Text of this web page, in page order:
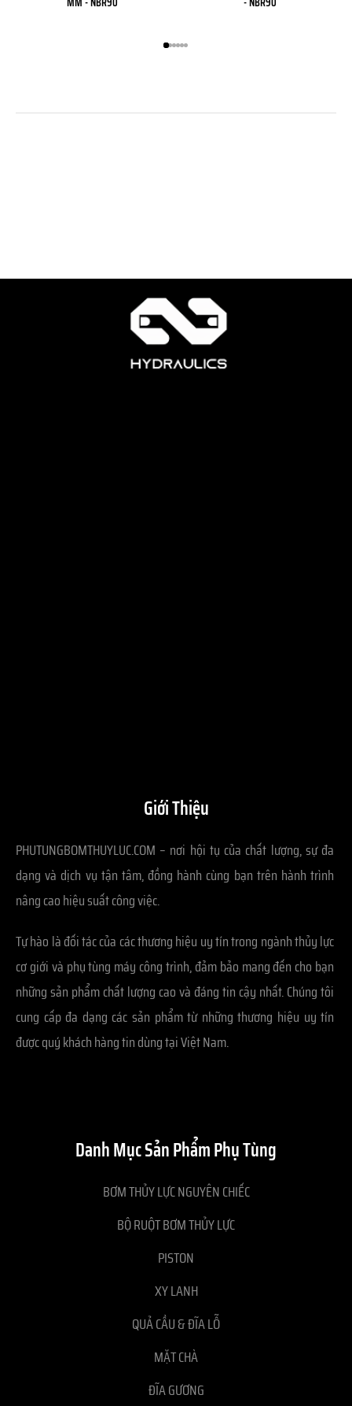
Giới Thiệu
PHUTUNGBOMTHUYLUC.COM – nơi hội tụ của chất lượng, sự đa
dạng và dịch vụ tận tâm, đồng hành cùng bạn trên hành trình
nâng cao hiệu suất công việc.
Tự hào là đối tác của các thương hiệu uy tín trong ngành thủy lực
cơ giới và phụ tùng máy công trình, đảm bảo mang đến cho bạn
những sản phẩm chất lượng cao và đáng tin cậy nhất. Chúng tôi
cung cấp đa dạng các sản phẩm từ những thương hiệu uy tín
được quý khách hàng tin dùng tại Việt Nam.
Danh Mục Sản Phẩm Phụ Tùng
BƠM THỦY LỰC NGUYÊN CHIẾC
BỘ RUỘT BƠM THỦY LỰC
PISTON
XY LANH
QUẢ CẦU & ĐĨA LỖ
MẶT CHÀ
ĐĨA GƯƠNG